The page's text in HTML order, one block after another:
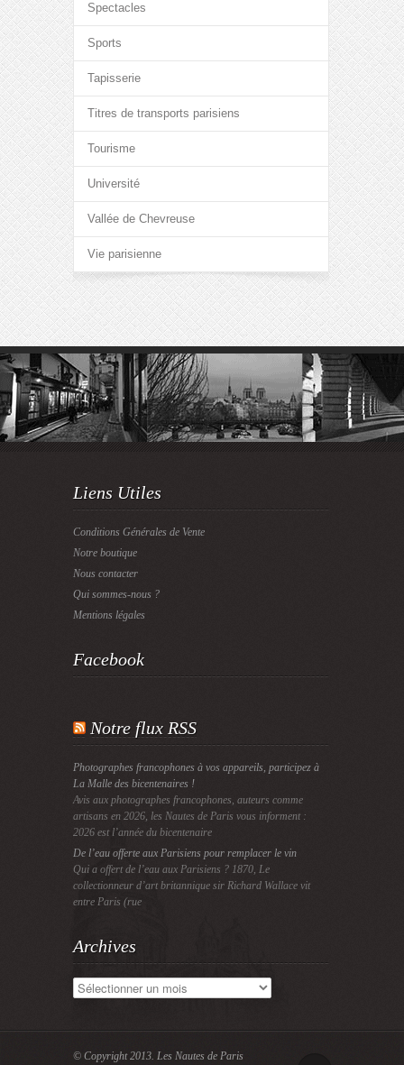
Spectacles
Sports
Tapisserie
Titres de transports parisiens
Tourisme
Université
Vallée de Chevreuse
Vie parisienne
Liens Utiles
Conditions Générales de Vente
Notre boutique
Nous contacter
Qui sommes-nous ?
Mentions légales
Facebook
Notre flux RSS
Photographes francophones à vos appareils, participez à
La Malle des bicentenaires !
Avis aux photographes francophones, auteurs comme
artisans en 2026, les Nautes de Paris vous informent :
2026 est l’année du bicentenaire
De l’eau offerte aux Parisiens pour remplacer le vin
Qui a offert de l’eau aux Parisiens ? 1870, Le
collectionneur d’art britannique sir Richard Wallace vit
entre Paris (rue
Archives
Archives
© Copyright 2013. Les Nautes de Paris